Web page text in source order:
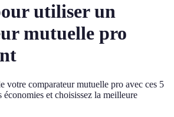
utiliser un
mutuelle pro
votre comparateur mutuelle pro avec ces 5
économies et choisissez la meilleure